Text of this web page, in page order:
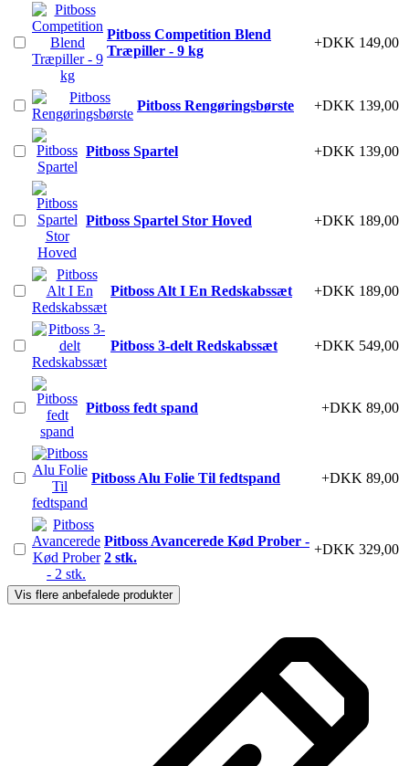
Pitboss Competition Blend
Træpiller - 9 kg
+DKK 149,00
Pitboss Rengøringsbørste +DKK 139,00
Pitboss Spartel +DKK 139,00
Pitboss Spartel Stor Hoved +DKK 189,00
Pitboss Alt I En Redskabssæt +DKK 189,00
Pitboss 3-delt Redskabssæt +DKK 549,00
Pitboss fedt spand +DKK 89,00
Pitboss Alu Folie Til fedtspand +DKK 89,00
Pitboss Avancerede Kød Prober -
2 stk.
+DKK 329,00
Vis flere anbefalede produkter